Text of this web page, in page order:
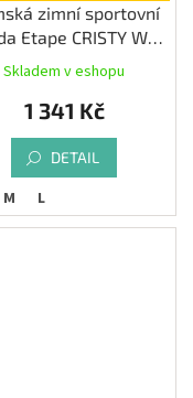
zimní sportovní
Etape CRISTY WS,
černá/růžová
Skladem v eshopu
1 341 Kč
DETAIL
M L